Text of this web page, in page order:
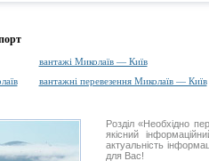
вантажі Миколаїв — Київ
вантажні перевезення Миколаїв — Київ
Розділ «Необхідно
якісний
актуальність
для Вас!